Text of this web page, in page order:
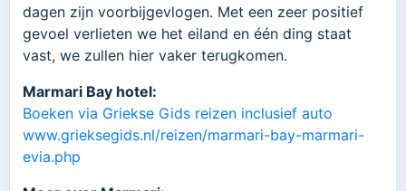
dagen zijn voorbijgevlogen. Met een zeer positief
gevoel verlieten we het eiland en één ding staat
vast, we zullen hier vaker terugkomen.
Marmari Bay hotel:
Boeken via Griekse Gids reizen inclusief auto
www.grieksegids.nl/reizen/marmari-bay-marmari-
evia.php